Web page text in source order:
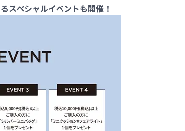
スペシャルイベントも開催！